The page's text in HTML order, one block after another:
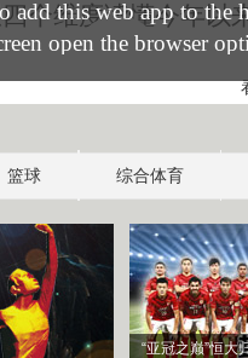
篮球 综合体育
“亚冠之巅”恒大